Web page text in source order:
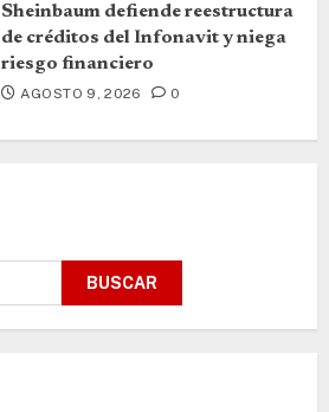
Sheinbaum defiende reestructura
de créditos del Infonavit y niega
riesgo financiero
AGOSTO 9, 2026 0
BUSCAR